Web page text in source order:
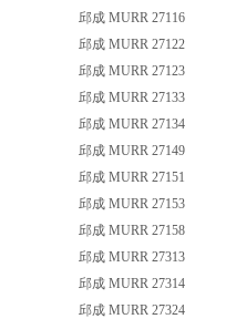
邱成 MURR 27116
邱成 MURR 27122
邱成 MURR 27123
邱成 MURR 27133
邱成 MURR 27134
邱成 MURR 27149
邱成 MURR 27151
邱成 MURR 27153
邱成 MURR 27158
邱成 MURR 27313
邱成 MURR 27314
邱成 MURR 27324